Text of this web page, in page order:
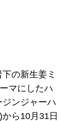
の新生姜ミ
マにしたハ
ンジャーハ
ら10月31日